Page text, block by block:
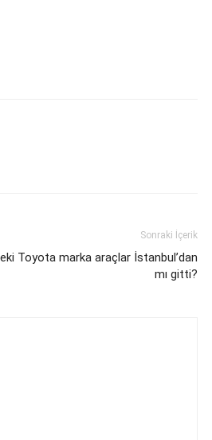
Sonraki İçerik
Toyota marka araçlar İstanbul’dan
mı gitti?